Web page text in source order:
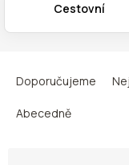
Cestovní
e
Doporučujeme
Abecedně